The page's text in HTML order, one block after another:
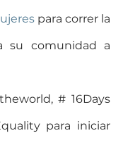
para correr la
su comunidad a
, # 16Days
para iniciar